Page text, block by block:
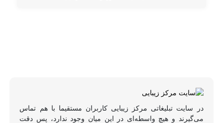
در سایت تبلیغاتی مرکز زیبایی کاربران مستقیما با هم تماس
می‌گیرند و هیچ واسطه‌ای در این میان وجود ندارد، پس دقت